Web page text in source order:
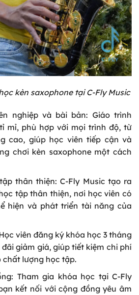
kèn saxophone tại C-Fly Music
nghiệp và bài bản: Giáo trình
mỉ, phù hợp với mọi trình độ, từ
cao, giúp học viên tiếp cận và
chơi kèn saxophone một cách
thân thiện: C-Fly Music tạo ra
tập thân thiện, nơi học viên có
hiện và phát triển tài năng của
viên đăng ký khóa học 3 tháng
giảm giá, giúp tiết kiệm chi phí
chất lượng học tập.
Tham gia khóa học tại C-Fly
kết nối với cộng đồng yêu âm